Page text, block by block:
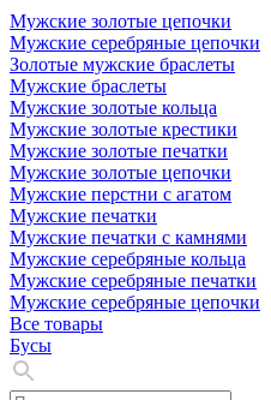
Мужские золотые цепочки
Мужские серебряные цепочки
Золотые мужские браслеты
Мужские браслеты
Мужские золотые кольца
Мужские золотые крестики
Мужские золотые печатки
Мужские золотые цепочки
Мужские перстни с агатом
Мужские печатки
Мужские печатки с камнями
Мужские серебряные кольца
Мужские серебряные печатки
Мужские серебряные цепочки
Все товары
Бусы